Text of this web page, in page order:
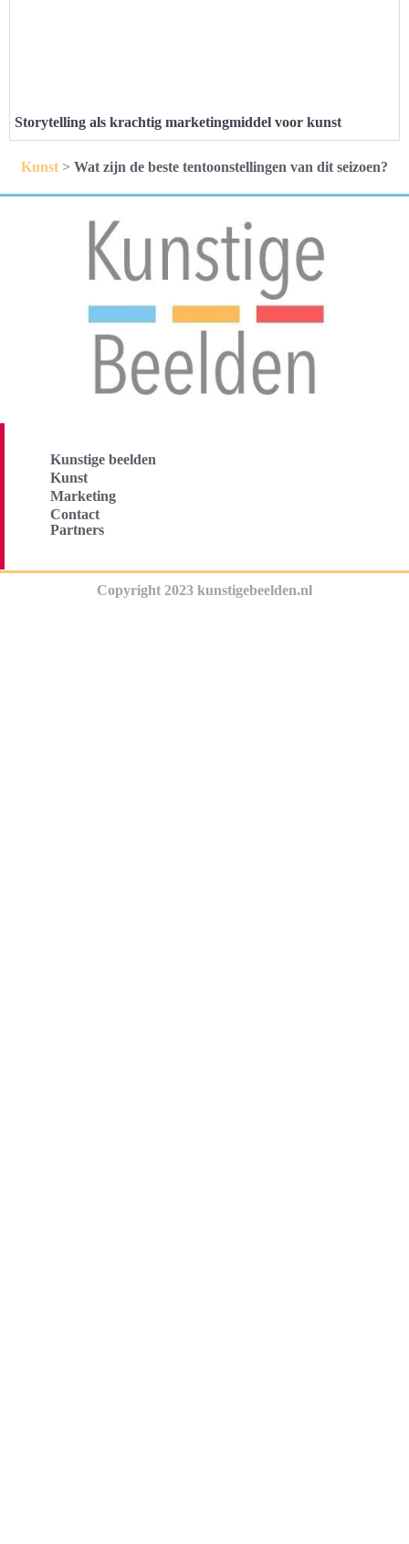
Storytelling als krachtig marketingmiddel voor kunst
Kunst > Wat zijn de beste tentoonstellingen van dit seizoen?
Kunstige beelden
Kunst
Marketing
Contact
Partners
Copyright 2023 kunstigebeelden.nl